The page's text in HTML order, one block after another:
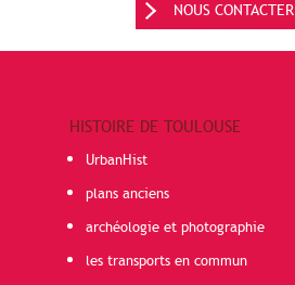
NOUS CONTACTER
HISTOIRE DE TOULOUSE
UrbanHist
plans anciens
archéologie et photographie
les transports en commun